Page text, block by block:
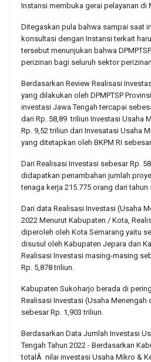
Instansi membuka gerai pelayanan di
Ditegaskan pula bahwa sampai saat
konsultasi dengan Instansi terkait
tersebut menunjukan bahwa
perizinan bagi seluruh sektor perizinan.
Berdasarkan Review Realisasi
yang dilakukan oleh DPMPTSP
investasi Jawa Tengah tercapai
dari Rp. 58,89 triliun Investasi Usaha
Rp. 9,52 triliun dari Invesatasi Usaha
yang ditetapkan oleh BKPM RI
Dari Realisasi Investasi sebesar Rp.
didapatkan penambahan jumlah
tenaga kerja 215.775 orang dari tahun
Dari data Realisasi Investasi (Usaha
2022 Menurut Kabupaten / Kota,
diperoleh oleh Kota Semarang yaitu
disusul oleh Kabupaten Jepara dan
Realisasi Investasi masing-masing
Rp. 5,878 triliun.
Kabupaten Sukoharjo berada di
Realisasi Investasi (Usaha Menengah
sebesar Rp. 1,903 triliun.
Berdasarkan Data Jumlah Investasi
Tengah Tahun 2022 - Berdasarkan
totalÂ nilai investasi Usaha Mikro &